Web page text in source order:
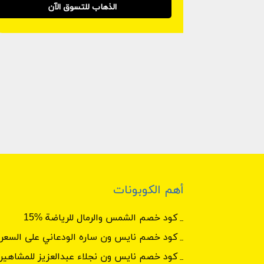
الذهاب للتسوق الآن
أهم الكوبونات
كود خصم الشمس والرمال للرياضة %15
كود خصم نايس ون ساره الودعاني على السعر
كود خصم نايس ون نجلاء عبدالعزيز للمشاهير